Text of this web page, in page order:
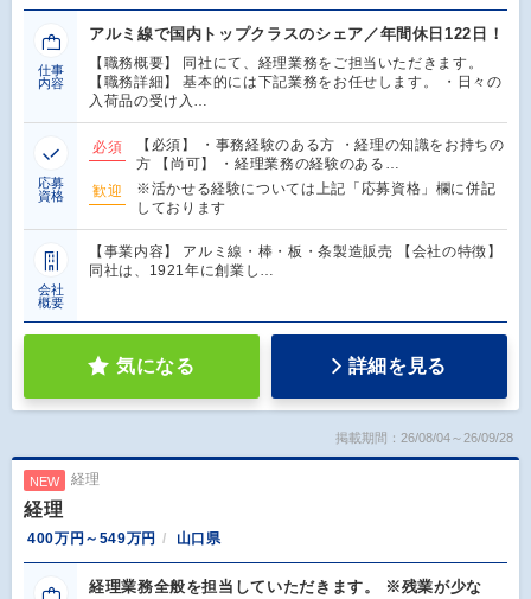
仕事
内容
アルミ線で国内トップクラスのシェア／年間休日122日！
【職務概要】 同社にて、経理業務をご担当いただきます。
【職務詳細】 基本的には下記業務をお任せします。 ・日々の
入荷品の受け入…
応募
資格
必須
【必須】 ・事務経験のある方 ・経理の知識をお持ちの
方 【尚可】 ・経理業務の経験のある…
歓迎
※活かせる経験については上記「応募資格」欄に併記
しております
会社
概要
【事業内容】 アルミ線・棒・板・条製造販売 【会社の特徴】
同社は、1921年に創業し…
気になる 詳細を見る
掲載期間：26/08/04～26/09/28
NEW 経理
経理
400万円～549万円 山口県
経理業務全般を担当していただきます。 ※残業が少な